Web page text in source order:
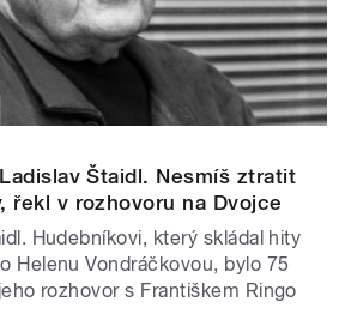
Štaidl. Nesmíš ztratit
řekl v rozhovoru na Dvojce
Hudebníkovi, který skládal hity
Helenu Vondráčkovou, bylo 75
rozhovor s Františkem Ringo